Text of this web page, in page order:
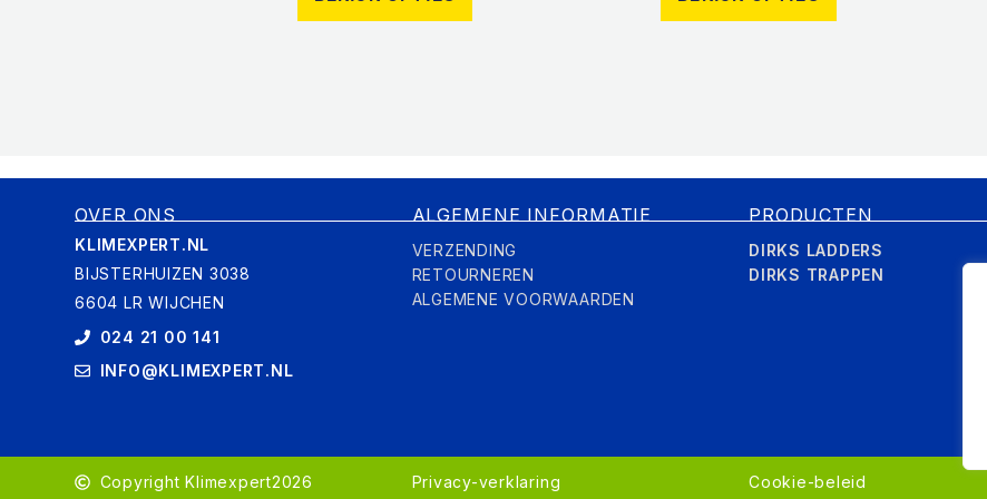
OVER ONS
KLIMEXPERT.NL
BIJSTERHUIZEN 3038
6604 LR WIJCHEN
024 21 00 141
INFO@KLIMEXPERT.NL
ALGEMENE INFORMATIE
VERZENDING
RETOURNEREN
ALGEMENE VOORWAARDEN
PRODUCTEN
DIRKS LADDERS
DIRKS TRAPPEN
Copyright Klimexpert2026 Privacy-verklaring Cookie-beleid